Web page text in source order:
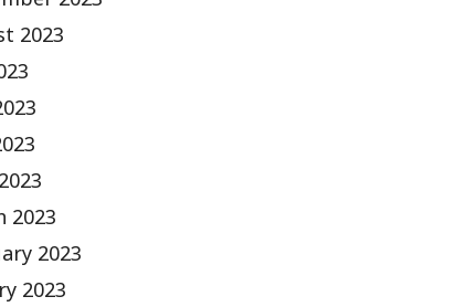
2023
2023
2023
2023